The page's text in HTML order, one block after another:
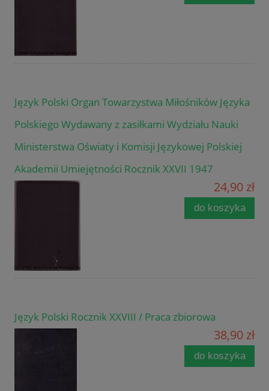
Język Polski Organ Towarzystwa Miłośników Języka
Polskiego Wydawany z zasiłkami Wydziału Nauki
Ministerstwa Oświaty i Komisji Językowej Polskiej
Akademii Umiejętności Rocznik XXVII 1947
24,90 zł
do koszyka
Język Polski Rocznik XXVIII / Praca zbiorowa
38,90 zł
do koszyka